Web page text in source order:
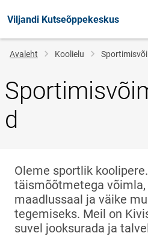
Viljandi Kutseõppekeskus
Jälglink
Avaleht Koolielu
d
Oleme sportlik
täismõõtmetega võimla,
maadlussaal ja väike
tegemiseks. Meil on
suvel jooksurada ja